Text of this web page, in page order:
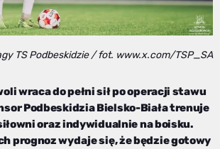
TS Podbeskidzie / fot. www.x.com/TSP_SA
wraca do pełni sił po operacji stawu
Podbeskidzia Bielsko-Biała trenuje
oraz indywidualnie na boisku.
prognoz wydaje się, że będzie gotowy